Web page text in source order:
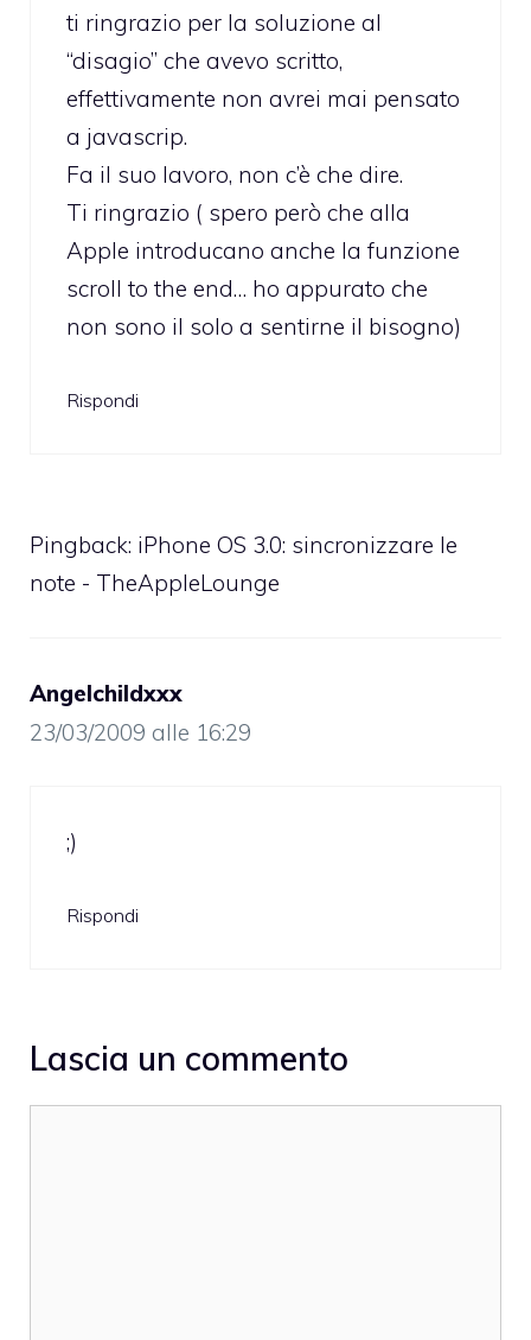
ti ringrazio per la soluzione al
“disagio” che avevo scritto,
effettivamente non avrei mai pensato
a javascrip.
Fa il suo lavoro, non c’è che dire.
Ti ringrazio ( spero però che alla
Apple introducano anche la funzione
scroll to the end… ho appurato che
non sono il solo a sentirne il bisogno)
Rispondi
Pingback: iPhone OS 3.0: sincronizzare le
note - TheAppleLounge
Angelchildxxx
23/03/2009 alle 16:29
;)
Rispondi
Lascia un commento